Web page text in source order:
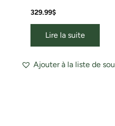
329.99$
Lire la suite
Ajouter à la liste de